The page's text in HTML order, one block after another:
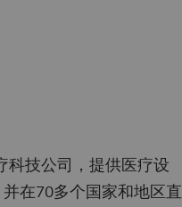
科技公司，提供医疗设
在70多个国家和地区直